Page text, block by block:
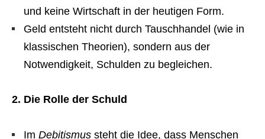
und keine Wirtschaft in der heutigen Form.
Geld entsteht nicht durch Tauschhandel (wie in
klassischen Theorien), sondern aus der
Notwendigkeit, Schulden zu begleichen.
2. Die Rolle der Schuld
Im Debitismus steht die Idee, dass Menschen